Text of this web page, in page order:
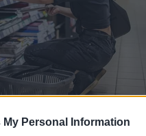
My Personal Information
uderza w